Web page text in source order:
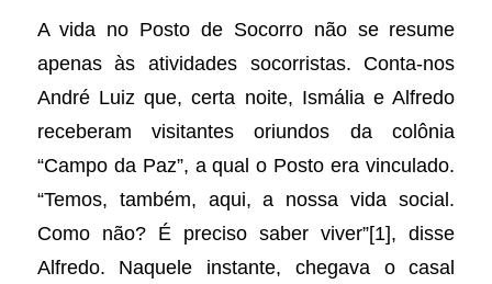
A vida no Posto de Socorro não se resume
apenas às atividades socorristas. Conta-nos
André Luiz que, certa noite, Ismália e Alfredo
receberam visitantes oriundos da colônia
“Campo da Paz”, a qual o Posto era vinculado.
“Temos, também, aqui, a nossa vida social.
Como não? É preciso saber viver”[1], disse
Alfredo. Naquele instante, chegava o casal